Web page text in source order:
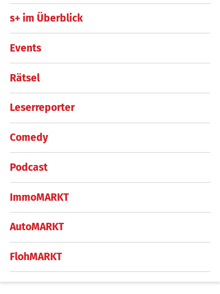
s+ im Überblick
Events
Rätsel
Leserreporter
Comedy
Podcast
ImmoMARKT
AutoMARKT
FlohMARKT